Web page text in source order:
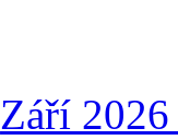
Září